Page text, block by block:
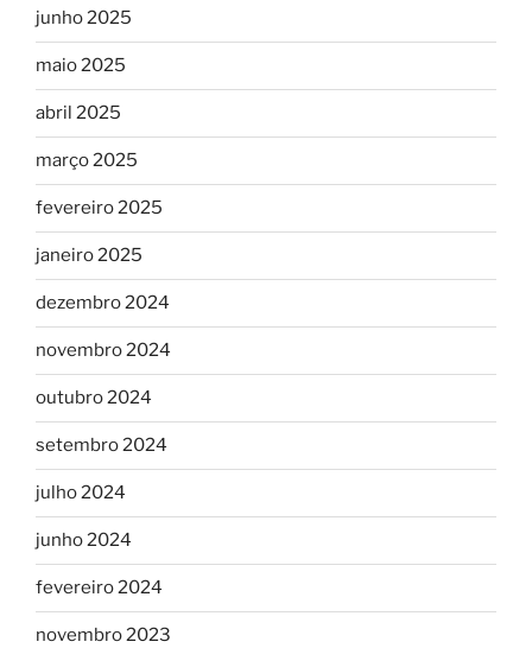
junho 2025
maio 2025
abril 2025
março 2025
fevereiro 2025
janeiro 2025
dezembro 2024
novembro 2024
outubro 2024
setembro 2024
julho 2024
junho 2024
fevereiro 2024
novembro 2023